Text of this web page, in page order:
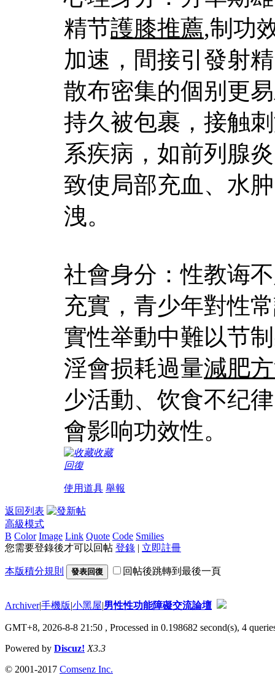
精节護膝推薦,制功
加速，間接引發射
散布密集的個别更
持久被包裹，接触
系疾病，如前列腺
致使局部充血、水
洩。
社會身分：性教诲
充實，青少年對性
實性举動中難以节
淫會损耗過量減肥
少活動、饮食不纪
會影响功效性。
收藏
回復
使用道具 舉報
返回列表
高級模式
B Color Image Link Quote Code Smilies
您需要登錄後才可以回帖 登錄 | 立即註冊
本版積分規則 發表回復 回帖後跳轉到最後一頁
Archiver|手機版|小黑屋|男性性功能障礙交流論壇
GMT+8, 2026-8-8 21:50 , Processed in 0.198682 second(s), 4
Powered by Discuz! X3.3
© 2001-2017 Comsenz Inc.